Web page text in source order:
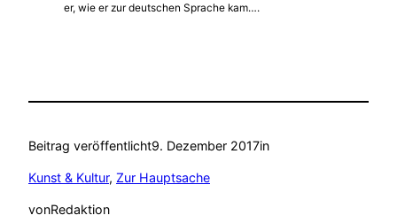
er, wie er zur deutschen Sprache kam….
Beitrag veröffentlicht9. Dezember 2017in
Kunst & Kultur, Zur Hauptsache
vonRedaktion